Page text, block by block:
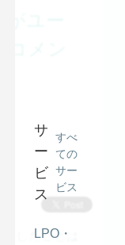
サ
ー
ビ
ス
すべ
ての
サー
ビス
LPO・
ユー
メン
したことは